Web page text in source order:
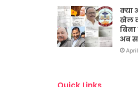
क्या
खेल
अब